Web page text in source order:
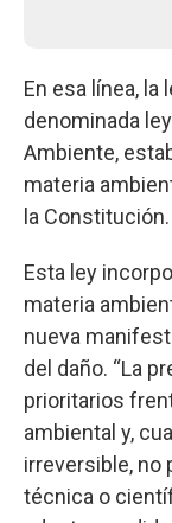
En esa línea, la
denominada
Ambiente,
materia
la Constitución.
Esta ley
materia
nueva
del daño. “La
prioritarios
ambiental y,
irreversible, no
técnica o